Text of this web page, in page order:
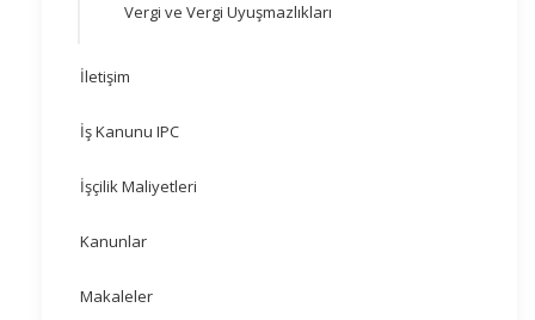
Vergi ve Vergi Uyuşmazlıkları
İletişim
İş Kanunu IPC
İşçilik Maliyetleri
Kanunlar
Makaleler